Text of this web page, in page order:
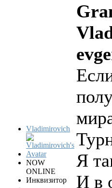
Vladimirovich
NOW
ONLINE
Инквизитор
Я
И в